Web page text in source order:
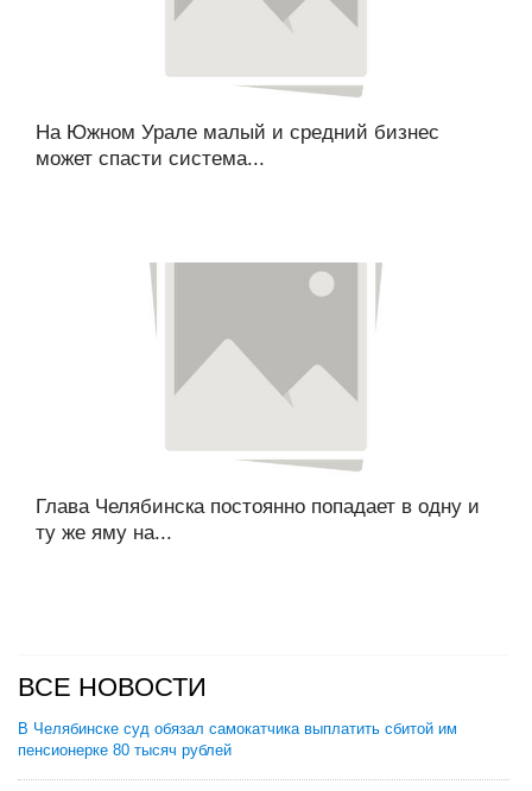
На Южном Урале малый и средний бизнес
может спасти система...
Глава Челябинска постоянно попадает в одну и
ту же яму на...
ВСЕ НОВОСТИ
В Челябинске суд обязал самокатчика выплатить сбитой им
пенсионерке 80 тысяч рублей